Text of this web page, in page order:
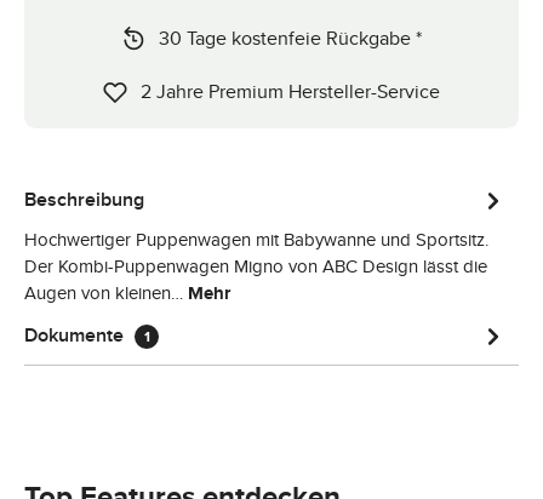
30 Tage kostenfeie Rückgabe *
2 Jahre Premium Hersteller-Service
Beschreibung
Hochwertiger Puppenwagen mit Babywanne und Sportsitz.
Der Kombi-Puppenwagen Migno von ABC Design lässt die
Augen von kleinen… Mehr
Dokumente 1